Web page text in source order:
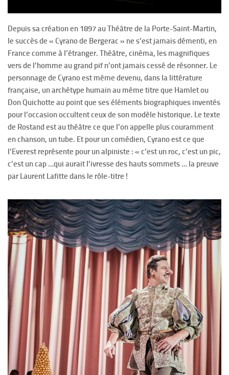
Depuis sa création en 1897 au Théâtre de la Porte-Saint-Martin,
le succès de « Cyrano de Bergerac » ne s’est jamais démenti, en
France comme à l’étranger. Théâtre, cinéma, les magnifiques
vers de l’homme au grand pif n’ont jamais cessé de résonner. Le
personnage de Cyrano est même devenu, dans la littérature
française, un archétype humain au même titre que Hamlet ou
Don Quichotte au point que ses éléments biographiques inventés
pour l’occasion occultent ceux de son modèle historique. Le texte
de Rostand est au théâtre ce que l’on appelle plus couramment
en chanson, un tube. Et pour un comédien, Cyrano est ce que
l’Everest représente pour un alpiniste : « c’est un roc, c’est un pic,
c’est un cap …qui aurait l’ivresse des hauts sommets … la preuve
par Laurent Lafitte dans le rôle-titre !